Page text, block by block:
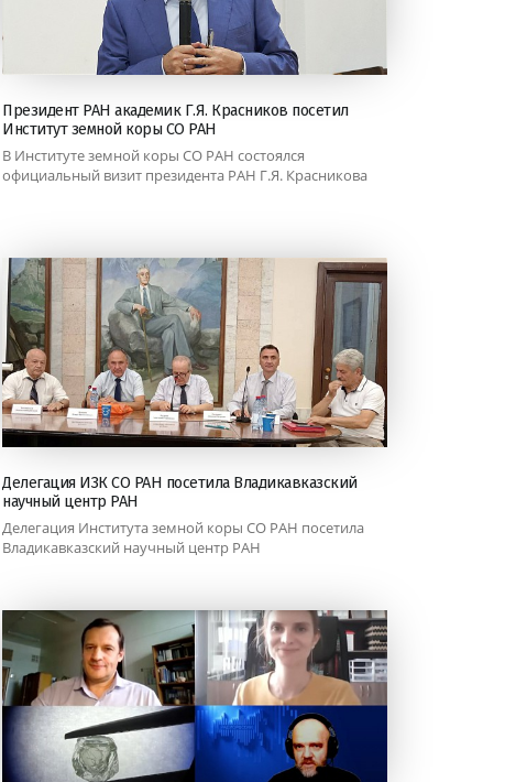
Президент РАН академик Г.Я. Красников посетил
Институт земной коры СО РАН
В Институте земной коры СО РАН состоялся
официальный визит президента РАН Г.Я. Красникова
Делегация ИЗК СО РАН посетила Владикавказский
научный центр РАН
Делегация Института земной коры СО РАН посетила
Владикавказский научный центр РАН